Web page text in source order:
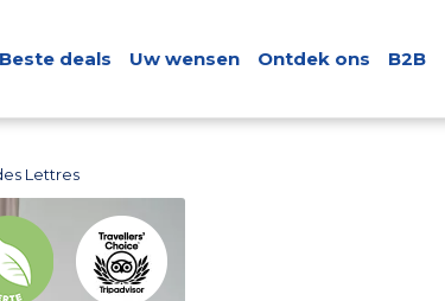
Beste deals Uw wensen Ontdek ons B2B
Lettres